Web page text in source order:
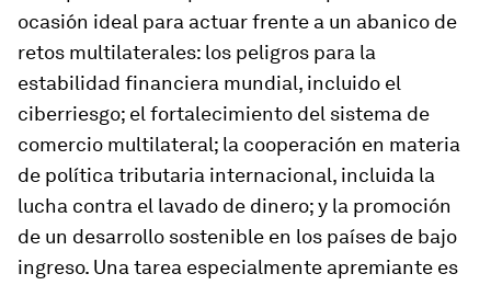
ocasión ideal para actuar frente a un abanico de
retos multilaterales: los peligros para la
estabilidad financiera mundial, incluido el
ciberriesgo; el fortalecimiento del sistema de
comercio multilateral; la cooperación en materia
de política tributaria internacional, incluida la
lucha contra el lavado de dinero; y la promoción
de un desarrollo sostenible en los países de bajo
ingreso. Una tarea especialmente apremiante es